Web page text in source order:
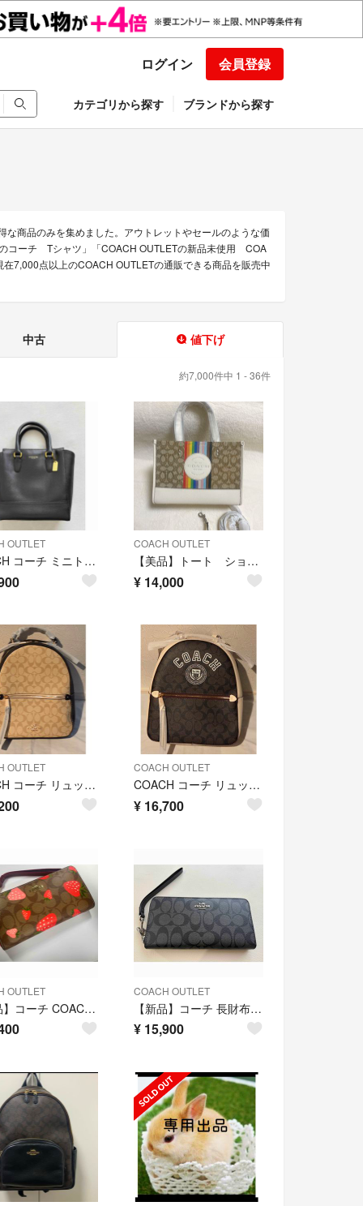
ログイン 会員登録
カテゴリから探す ブランドから探す
商品のみを集めました。アウトレットやセールのような価
コーチ Tシャツ」「COACH OUTLETの新品未使用 COA
7,000点以上のCOACH OUTLETの通販できる商品を販売中
中古 値下げ
約7,000件中 1 - 36件
OUTLET
COACH コーチ ミニトートバッグ
COACH OUTLET
【美品】トート ショルダー ハンドバック コーチ ベージュ レインボー ホワイト
¥ 14,000
OUTLET
COACH コーチ リュック ライトカーキ C2002 レディース 新品未使用
COACH OUTLET
COACH コーチ リュック ブラウン×ホワイト CB871 新品未使用
¥ 16,700
OUTLET
【新品】コーチ COACH 財布 CH523 カーキ 苺 ストロベリー いちご
COACH OUTLET
【新品】コーチ 長財布 ブラック COACH
¥ 15,900